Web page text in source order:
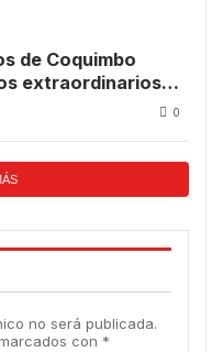
de Coquimbo
extraordinarios
tras emergencia0
no será publicada.
con *